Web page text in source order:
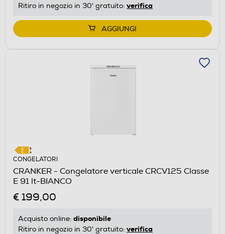
Ritiro in negozio in 30' gratuito: verifica
AGGIUNGI
CONGELATORI
CRANKER - Congelatore verticale CRCV125 Classe
E 91 lt-BIANCO
€ 199,00
Acquisto online: disponibile
Ritiro in negozio in 30' gratuito: verifica